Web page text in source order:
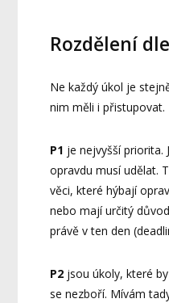
Rozdělení
Ne každý úkol je
nim měli i přistupovat.
P1 je nejvyšší priorita.
opravdu musí udělat.
věci, které hýbají
nebo mají určitý
právě v ten den
P2 jsou úkoly, které
se nezboří. Mívám